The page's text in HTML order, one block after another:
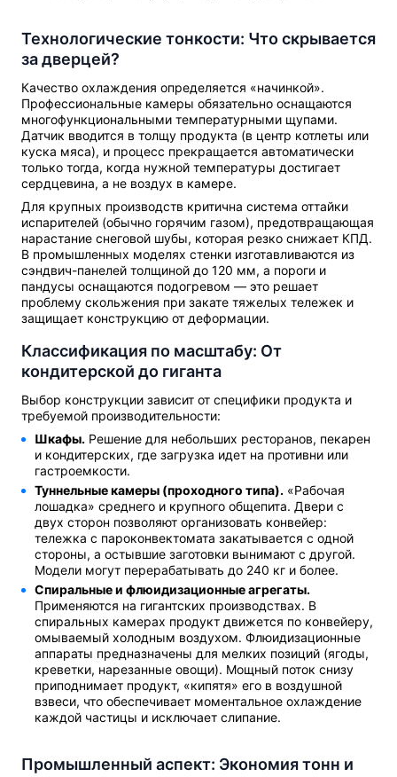
Технологические тонкости: Что скрывается
за дверцей?
Качество охлаждения определяется «начинкой».
Профессиональные камеры обязательно оснащаются
многофункциональными температурными щупами.
Датчик вводится в толщу продукта (в центр котлеты или
куска мяса), и процесс прекращается автоматически
только тогда, когда нужной температуры достигает
сердцевина, а не воздух в камере.
Для крупных производств критична система оттайки
испарителей (обычно горячим газом), предотвращающая
нарастание снеговой шубы, которая резко снижает КПД.
В промышленных моделях стенки изготавливаются из
сэндвич-панелей толщиной до 120 мм, а пороги и
пандусы оснащаются подогревом — это решает
проблему скольжения при закате тяжелых тележек и
защищает конструкцию от деформации.
Классификация по масштабу: От
кондитерской до гиганта
Выбор конструкции зависит от специфики продукта и
требуемой производительности:
Шкафы. Решение для небольших ресторанов, пекарен
и кондитерских, где загрузка идет на противни или
гастроемкости.
Туннельные камеры (проходного типа). «Рабочая
лошадка» среднего и крупного общепита. Двери с
двух сторон позволяют организовать конвейер:
тележка с пароконвектомата закатывается с одной
стороны, а остывшие заготовки вынимают с другой.
Модели могут перерабатывать до 240 кг и более.
Спиральные и флюидизационные агрегаты.
Применяются на гигантских производствах. В
спиральных камерах продукт движется по конвейеру,
омываемый холодным воздухом. Флюидизационные
аппараты предназначены для мелких позиций (ягоды,
креветки, нарезанные овощи). Мощный поток снизу
приподнимает продукт, «кипятя» его в воздушной
взвеси, что обеспечивает моментальное охлаждение
каждой частицы и исключает слипание.
Промышленный аспект: Экономия тонн и